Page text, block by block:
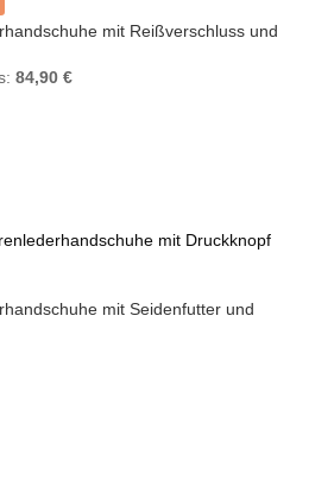
mit Reißverschluss und
84,90 €Aktueller
mit Seidenfutter und